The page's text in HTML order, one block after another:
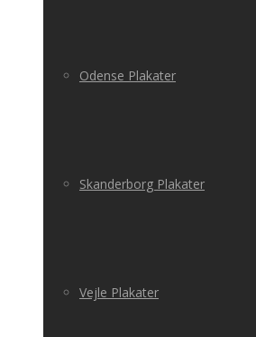
Odense Plakater
Skanderborg Plakater
Vejle Plakater